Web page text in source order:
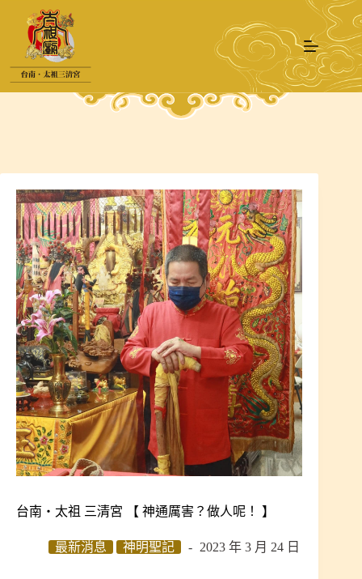
要
台南‧太祖 三清宮 【 神通厲害？做人呢！ 】
最新消息 神明聖記 2023 年 3 月 24 日